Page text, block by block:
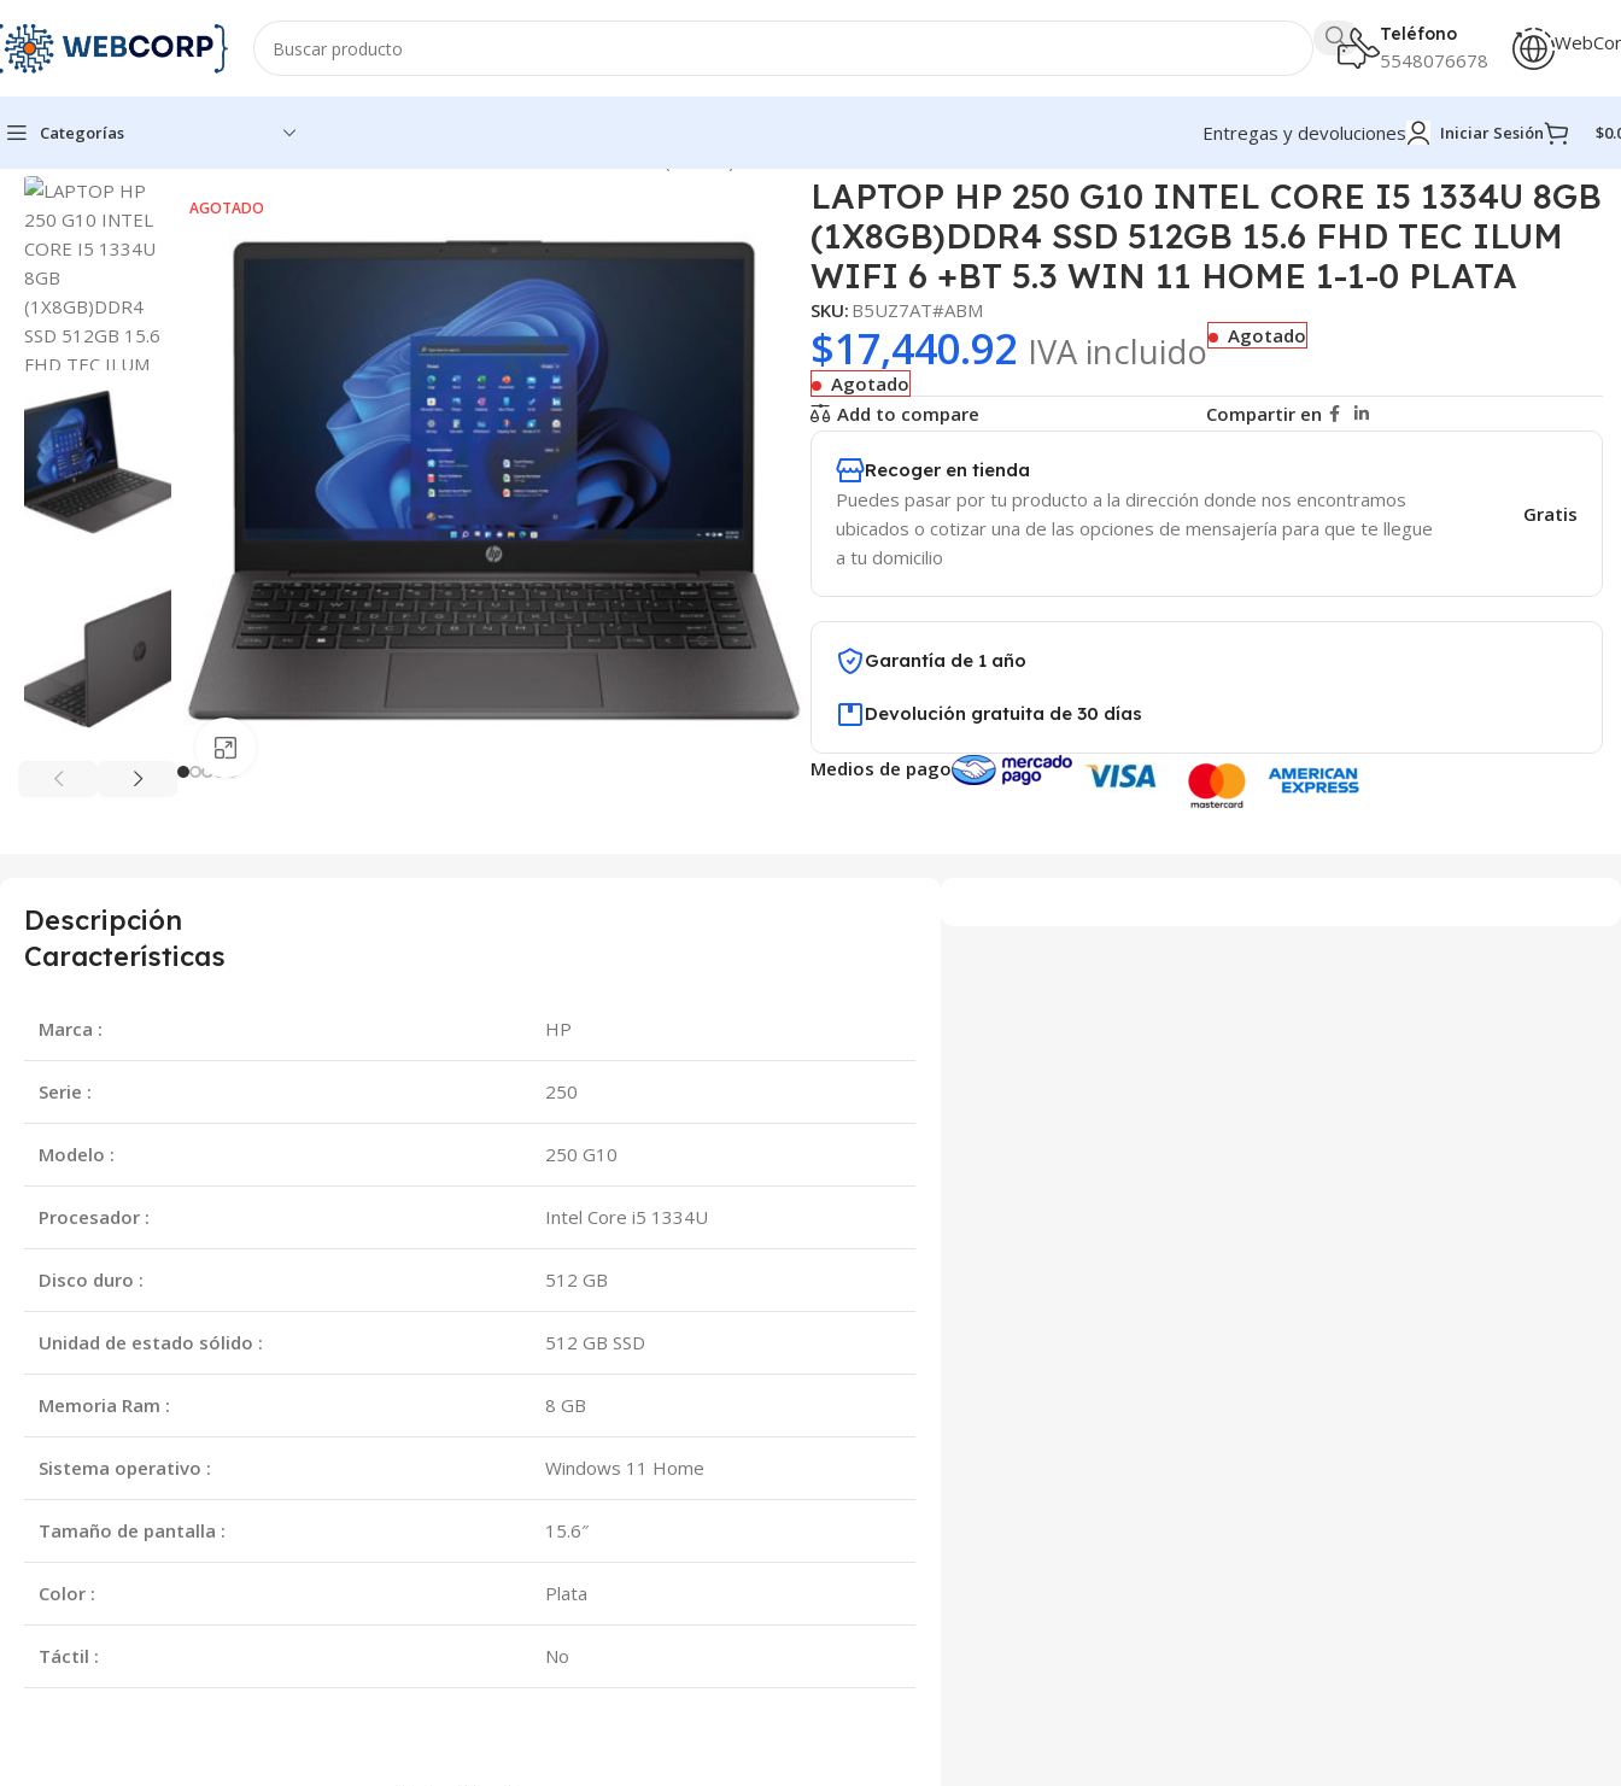
Teléfono
5548076678
Categorías Entregas y devoluciones Iniciar Sesión $
AGOTADO
LAPTOP HP 250 G10 INTEL CORE I5 1334U 8GB
(1X8GB)DDR4 SSD 512GB 15.6 FHD TEC ILUM
WIFI 6 +BT 5.3 WIN 11 HOME 1-1-0 PLATA
SKU: B5UZ7AT#ABM
$17,440.92 IVA incluido
Agotado
Agotado
Add to compare
Compartir en
Recoger en tienda
Puedes pasar por tu producto a la dirección donde nos encontramos
ubicados o cotizar una de las opciones de mensajería para que te llegue
a tu domicilio
Gratis
Garantía de 1 año
Devolución gratuita de 30 días
Medios de pago
Descripción
Características
Marca : HP
Serie : 250
Modelo : 250 G10
Procesador : Intel Core i5 1334U
Disco duro : 512 GB
Unidad de estado sólido : 512 GB SSD
Memoria Ram : 8 GB
Sistema operativo : Windows 11 Home
Tamaño de pantalla : 15.6″
Color : Plata
Táctil : No